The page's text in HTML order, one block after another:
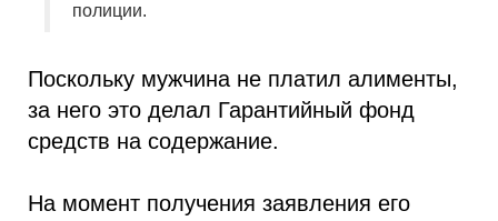
полиции.
Поскольку мужчина не платил алименты,
за него это делал Гарантийный фонд
средств на содержание.
На момент получения заявления его